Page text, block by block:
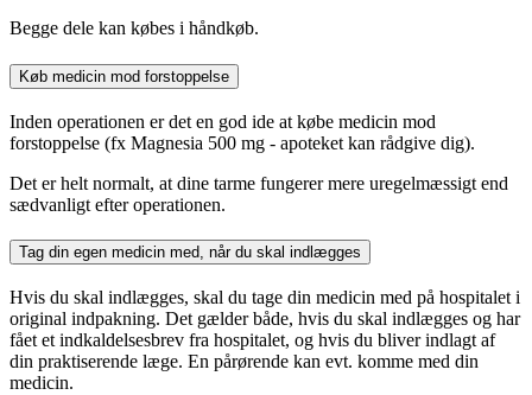
Begge dele kan købes i håndkøb.
Køb medicin mod forstoppelse
Inden operationen er det en god ide at købe medicin mod
forstoppelse (fx Magnesia 500 mg - apoteket kan rådgive dig).
Det er helt normalt, at dine tarme fungerer mere uregelmæssigt end
sædvanligt efter operationen.
Tag din egen medicin med, når du skal indlægges
Hvis du skal indlægges, skal du tage din medicin med på hospitalet i
original indpakning. Det gælder både, hvis du skal indlægges og har
fået et indkaldelsesbrev fra hospitalet, og hvis du bliver indlagt af
din praktiserende læge. En pårørende kan evt. komme med din
medicin.